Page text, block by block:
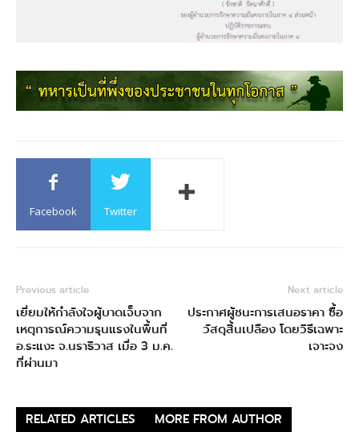
Facebook Twitter
Previous article
เยี่ยมให้กำลังใจผู้บาดเจ็บจาก
เหตุการณ์ความรุนแรงในพื้นที่
อ.ระแงะ จ.นราธิวาส เมื่อ 3 ม.ค.
ที่ผ่านมา
Next article
ประกาศผู้ชนะการเสนอราคา ซื้อ
วัสดุสิ้นเปลือง โดยวิธีเฉพาะ
เจาะจง
RELATED ARTICLES MORE FROM AUTHOR